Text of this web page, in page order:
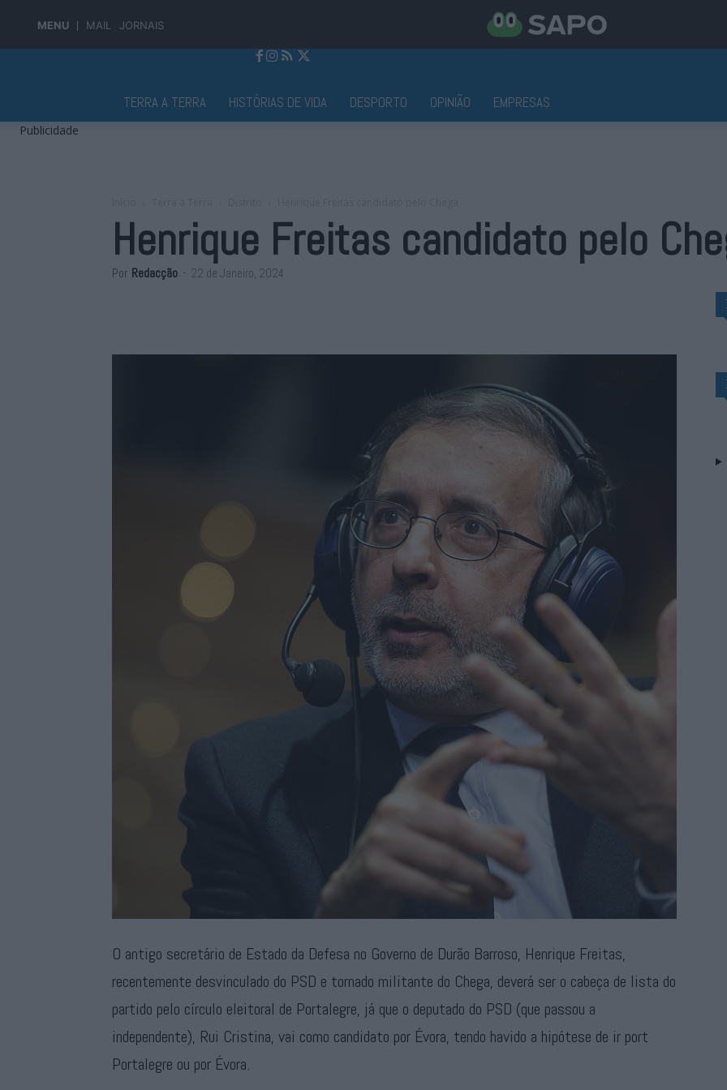
MENU MAIL JORNAIS
TERRA A TERRA HISTÓRIAS DE VIDA DESPORTO OPINIÃO EMPRESAS
Publicidade
Henrique Freitas candidato pelo
Por Redacção - 22 de Janeiro, 2024
O antigo secretário de Estado da Defesa no Governo de Durão Barroso, Henrique Freitas,
recentemente desvinculado do PSD e tornado militante do Chega, deverá ser o cabeça de lista do
partido pelo círculo eleitoral de Portalegre, já que o deputado do PSD (que passou a
independente), Rui Cristina, vai como candidato por Évora, tendo havido a hipótese de ir port
Portalegre ou por Évora.